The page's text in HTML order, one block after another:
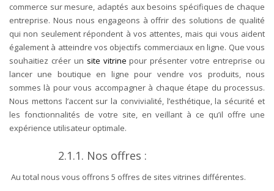
commerce sur mesure, adaptés aux besoins spécifiques de chaque
entreprise. Nous nous engageons à offrir des solutions de qualité
qui non seulement répondent à vos attentes, mais qui vous aident
également à atteindre vos objectifs commerciaux en ligne. Que vous
souhaitiez créer un site vitrine pour présenter votre entreprise ou
lancer une boutique en ligne pour vendre vos produits, nous
sommes là pour vous accompagner à chaque étape du processus.
Nous mettons l’accent sur la convivialité, l’esthétique, la sécurité et
les fonctionnalités de votre site, en veillant à ce qu’il offre une
expérience utilisateur optimale.
2.1.1. Nos offres :
Au total nous vous offrons 5 offres de sites vitrines différentes.